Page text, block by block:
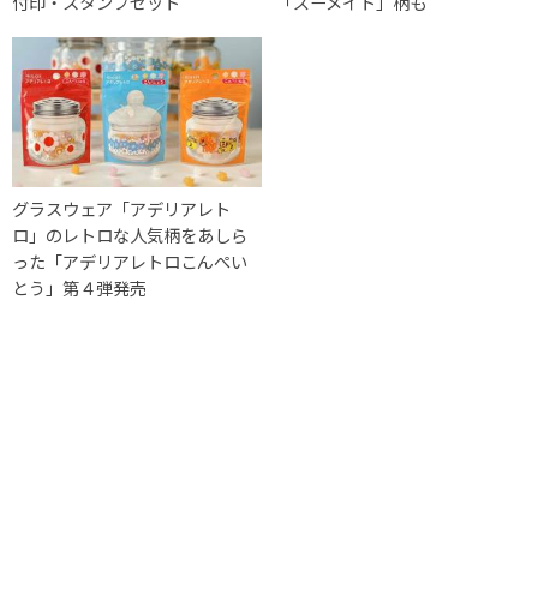
グラスウェア「アデリアレト
ロ」のレトロな人気柄をあしら
った「アデリアレトロこんぺい
とう」第４弾発売